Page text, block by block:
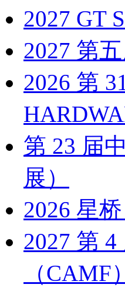
2027 GT
2027 第
2026 第
第 23 届
展）
2026 星
2027 第
（CAMF）